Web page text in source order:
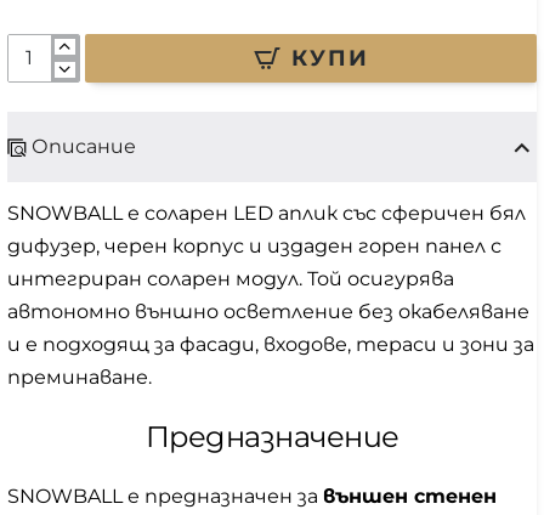
КУПИ
Описание
SNOWBALL е соларен LED аплик със сферичен бял
дифузер, черен корпус и издаден горен панел с
интегриран соларен модул. Той осигурява
автономно външно осветление без окабеляване
и е подходящ за фасади, входове, тераси и зони за
преминаване.
Предназначение
SNOWBALL е предназначен за външен стенен